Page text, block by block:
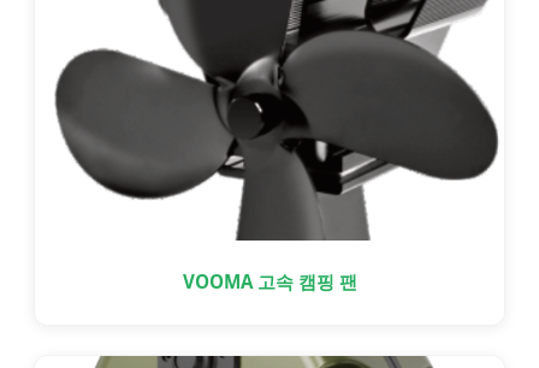
VOOMA 고속 캠핑 팬